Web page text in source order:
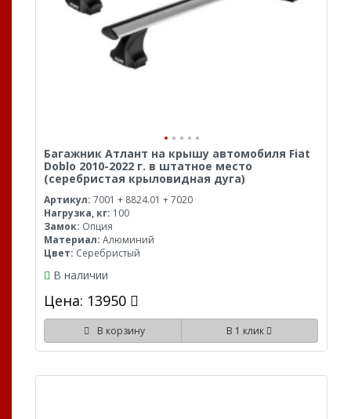
Багажник Атлант на крышу автомобиля Fiat
Doblo 2010-2022 г. в штатное место
(серебристая крыловидная дуга)
Артикул: 7001 + 8824.01 + 7020
Нагрузка, кг: 100
Замок: Опция
Материал: Алюминий
Цвет: Серебристый
В наличии
Цена: 13950
В корзину В 1 клик